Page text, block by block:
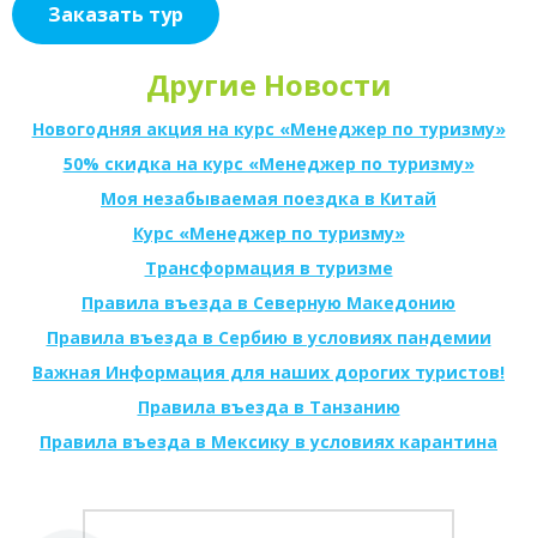
Другие Новости
Новогодняя акция на курс «Менеджер по туризму»
50% скидка на курс «Менеджер по туризму»
Моя незабываемая поездка в Китай
Курс «Менеджер по туризму»
Трансформация в туризме
Правила въезда в Северную Македонию
Правила въезда в Сербию в условиях пандемии
Важная Информация для наших дорогих туристов!
Правила въезда в Танзанию
Правила въезда в Мексику в условиях карантина
Заказать тур